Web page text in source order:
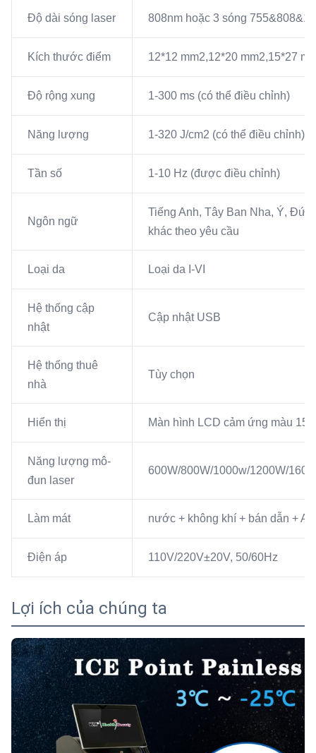
Độ dài sóng laser 808nm hoặc 3 sóng
Kích thước điểm 12*12 mm2,12*20 mm2,15*27
Độ rộng xung 1-300 ms (có thể điều chỉnh)
Năng lượng 1-320 J/cm2 (có thể điều chỉnh)
Tần số 1-10 Hz (được điều chỉnh)
Ngôn ngữ
Tiếng Anh, Tây Ban Nha, Ý,
khác theo yêu cầu
Loại da Loại da I-VI
Hệ thống cập
nhật
Cập nhật USB
Hệ thống thuê
nhà
Tùy chọn
Hiển thị Màn hình LCD cảm ứng màu 15
Năng lượng mô-
đun laser
600W/800W/1000w/1200W/
Làm mát nước + không khí + bán dẫn + A
Điện áp 110V/220V±20V, 50/60Hz
Lợi ích của chúng ta